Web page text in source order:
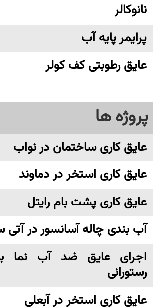
نانوکالر
پرایمر پایه آب
عایق رطوبتی کف کولر
پروژه ها
عایق کاری ساختمان در نواب
عایق کاری استخر در دماوند
عایق کاری پشت بام رایتل
آب بندی چاله آسانسور در آتی
اجرای عایق ضد آب نما
رستورانی
عایق کاری استخر در آبعلی